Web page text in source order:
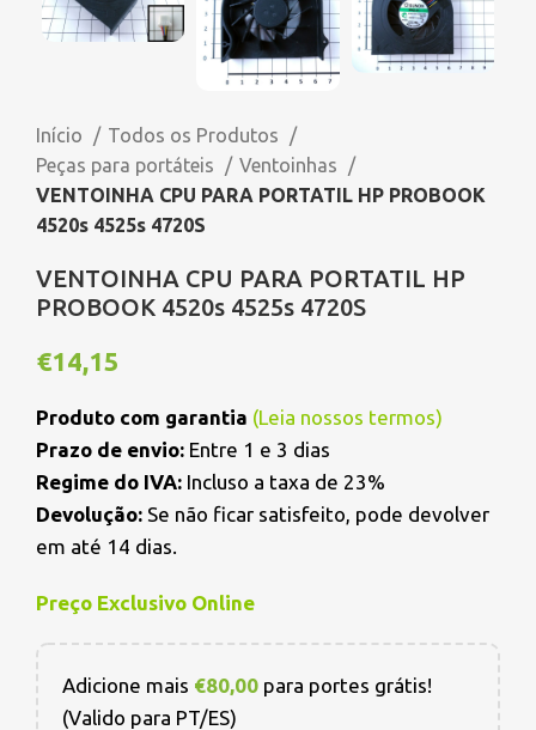
Início
Todos os Produtos
Peças para portáteis
Ventoinhas
VENTOINHA CPU PARA PORTATIL HP PROBOOK
4520s 4525s 4720S
VENTOINHA CPU PARA PORTATIL HP
PROBOOK 4520s 4525s 4720S
€14,15
Produto com garantia (Leia nossos termos)
Prazo de envio: Entre 1 e 3 dias
Regime do IVA: Incluso a taxa de 23%
Devolução: Se não ficar satisfeito, pode devolver
em até 14 dias.
Preço Exclusivo Online
Adicione mais €80,00 para portes grátis!
(Valido para PT/ES)